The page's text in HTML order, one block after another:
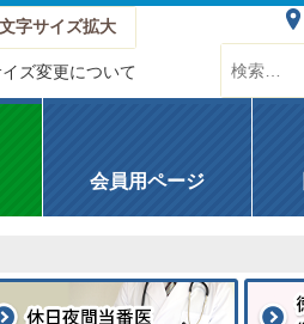
文字サイズ拡大
ズ変更について
会員用ページ